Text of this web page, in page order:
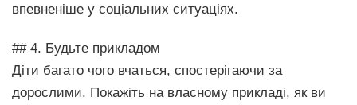
впевненіше у соціальних ситуаціях.
## 4. Будьте прикладом
Діти багато чого вчаться, спостерігаючи за
дорослими. Покажіть на власному прикладі, як ви